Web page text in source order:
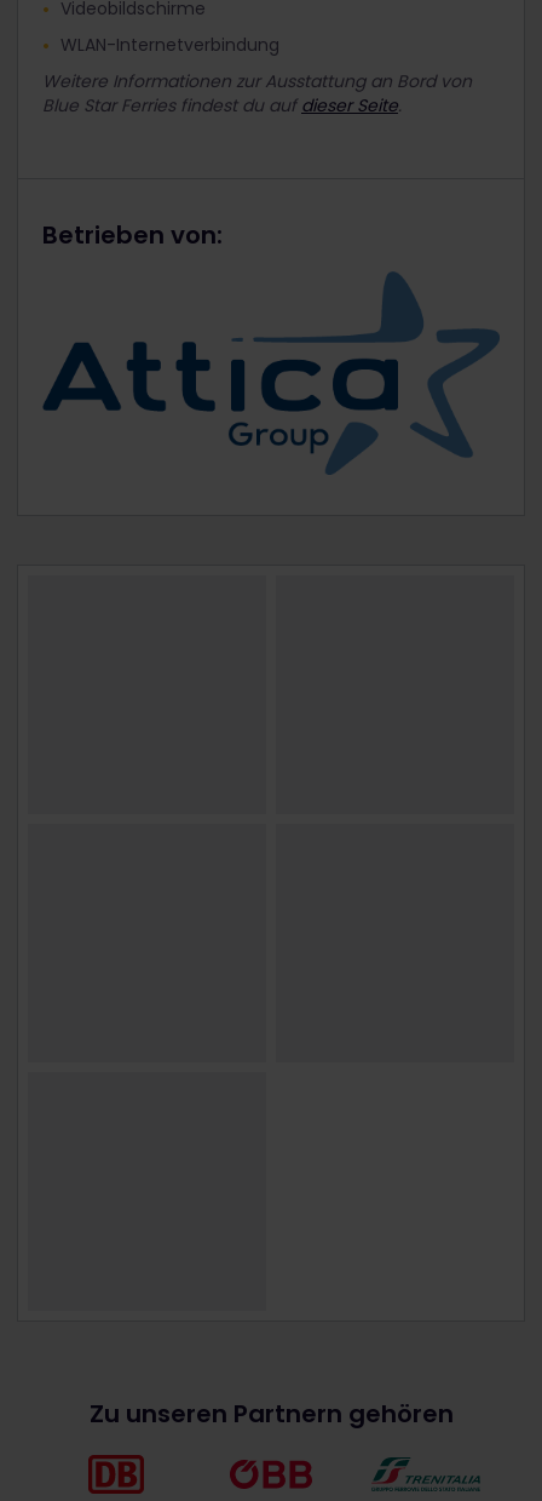
Videobildschirme
WLAN-Internetverbindung
Weitere Informationen zur Ausstattung an Bord von
Blue Star Ferries findest du auf dieser Seite.
Betrieben von:
Zu unseren Partnern gehören